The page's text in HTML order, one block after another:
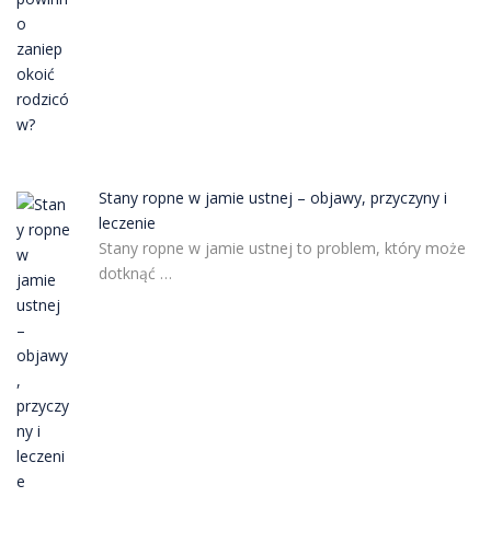
Stany ropne w jamie ustnej – objawy, przyczyny i
leczenie
Stany ropne w jamie ustnej to problem, który może
dotknąć …